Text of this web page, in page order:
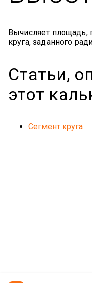
Вычисляет площадь,
круга, заданного
Статьи,
этот
Сегмент круга